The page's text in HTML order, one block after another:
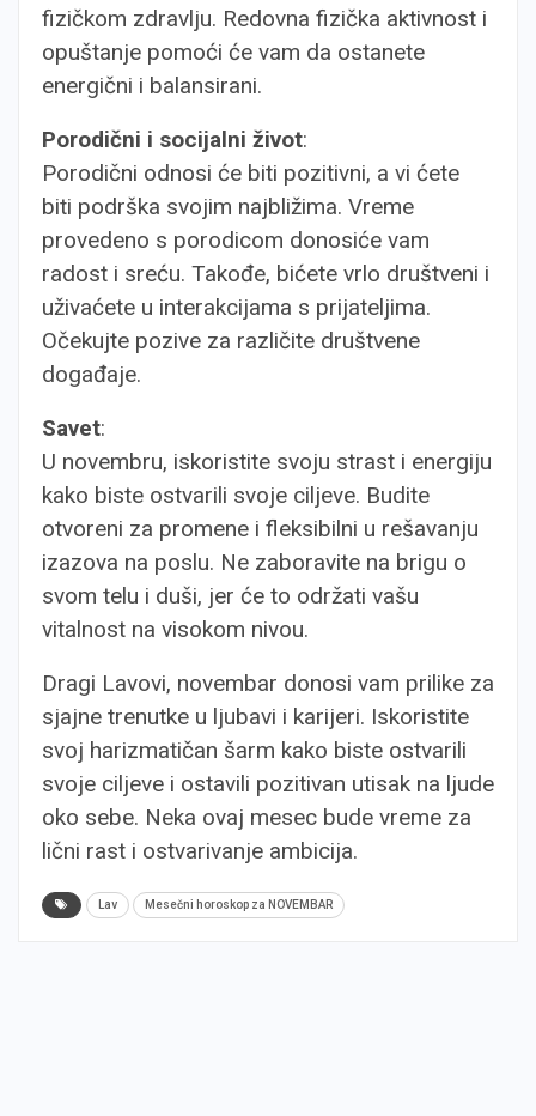
fizičkom zdravlju. Redovna fizička aktivnost i
opuštanje pomoći će vam da ostanete
energični i balansirani.
Porodični i socijalni život:
Porodični odnosi će biti pozitivni, a vi ćete
biti podrška svojim najbližima. Vreme
provedeno s porodicom donosiće vam
radost i sreću. Takođe, bićete vrlo društveni i
uživaćete u interakcijama s prijateljima.
Očekujte pozive za različite društvene
događaje.
Savet:
U novembru, iskoristite svoju strast i energiju
kako biste ostvarili svoje ciljeve. Budite
otvoreni za promene i fleksibilni u rešavanju
izazova na poslu. Ne zaboravite na brigu o
svom telu i duši, jer će to održati vašu
vitalnost na visokom nivou.
Dragi Lavovi, novembar donosi vam prilike za
sjajne trenutke u ljubavi i karijeri. Iskoristite
svoj harizmatičan šarm kako biste ostvarili
svoje ciljeve i ostavili pozitivan utisak na ljude
oko sebe. Neka ovaj mesec bude vreme za
lični rast i ostvarivanje ambicija.
Lav Mesečni horoskop za NOVEMBAR